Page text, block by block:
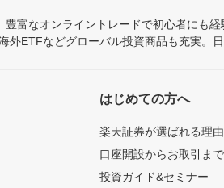
豊富なオンライントレードで初心者にも
外ETFなどグローバル投資商品も充実。
はじめての方へ
楽天証券が選ばれる理由
口座開設からお取引ま
投資ガイド&セミナー